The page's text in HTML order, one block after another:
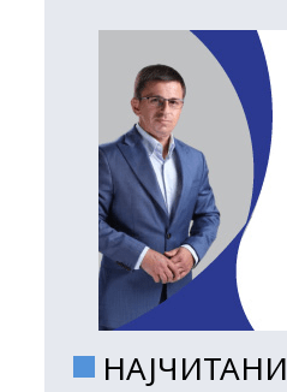
НАЈЧИТАНИ